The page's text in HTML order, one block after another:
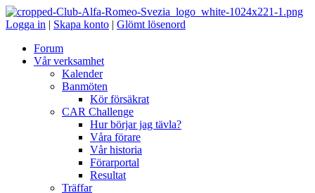
Logga in | Skapa konto | Glömt lösenord
Forum
Vår verksamhet
Kalender
Banmöten
Kör försäkrat
CAR Challenge
Hur börjar jag tävla?
Våra förare
Vår historia
Förarportal
Resultat
Träffar